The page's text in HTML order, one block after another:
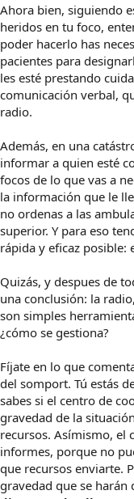
Ahora bien, siguiendo
heridos en tu foco,
poder hacerlo has
pacientes para
les esté prestando
comunicación verbal,
radio.
Además, en una
informar a quien esté
focos de lo que vas a
la información que le
no ordenas a las
superior. Y para eso
rápida y eficaz posible:
Quizás, y despues de
una conclusión: la
son simples
¿cómo se gestiona?
Fíjate en lo que
del somport. Tú estás
sabes si el centro de
gravedad de la
recursos. Asímismo, el
informes, porque no
que recursos enviarte.
gravedad que se harán